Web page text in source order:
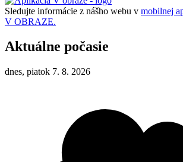
Sledujte informácie z nášho webu v mobilnej
V OBRAZE.
Aktuálne počasie
dnes, piatok 7. 8. 2026